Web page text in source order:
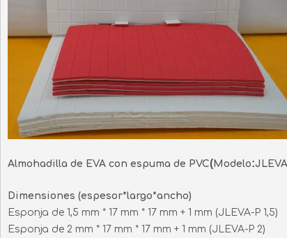
Almohadilla de EVA con espuma de PVC( Modelo:
Dimensiones (espesor*largo*ancho)
Esponja de 1,5 mm * 17 mm * 17 mm + 1 mm (JLEVA-P
Esponja de 2 mm * 17 mm * 17 mm + 1 mm (JLEVA-P